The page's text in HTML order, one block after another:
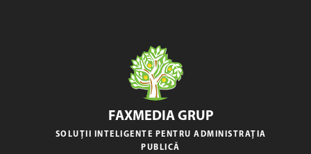
FAXMEDIA GRUP
SOLUȚII INTELIGENTE PENTRU ADMINISTRAȚIA
PUBLICĂ